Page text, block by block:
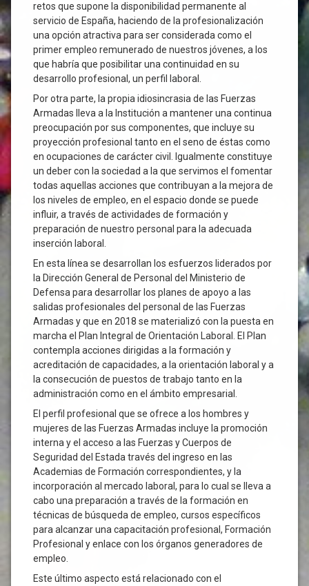
retos que supone la disponibilidad permanente al
servicio de España, haciendo de la profesionalización
una opción atractiva para ser considerada como el
primer empleo remunerado de nuestros jóvenes, a los
que habría que posibilitar una continuidad en su
desarrollo profesional, un perfil laboral.
Por otra parte, la propia idiosincrasia de las Fuerzas
Armadas lleva a la Institución a mantener una continua
preocupación por sus componentes, que incluye su
proyección profesional tanto en el seno de éstas como
en ocupaciones de carácter civil. Igualmente constituye
un deber con la sociedad a la que servimos el fomentar
todas aquellas acciones que contribuyan a la mejora de
los niveles de empleo, en el espacio donde se puede
influir, a través de actividades de formación y
preparación de nuestro personal para la adecuada
inserción laboral.
En esta línea se desarrollan los esfuerzos liderados por
la Dirección General de Personal del Ministerio de
Defensa para desarrollar los planes de apoyo a las
salidas profesionales del personal de las Fuerzas
Armadas y que en 2018 se materializó con la puesta en
marcha el Plan Integral de Orientación Laboral. El Plan
contempla acciones dirigidas a la formación y
acreditación de capacidades, a la orientación laboral y a
la consecución de puestos de trabajo tanto en la
administración como en el ámbito empresarial.
El perfil profesional que se ofrece a los hombres y
mujeres de las Fuerzas Armadas incluye la promoción
interna y el acceso a las Fuerzas y Cuerpos de
Seguridad del Estada través del ingreso en las
Academias de Formación correspondientes, y la
incorporación al mercado laboral, para lo cual se lleva a
cabo una preparación a través de la formación en
técnicas de búsqueda de empleo, cursos específicos
para alcanzar una capacitación profesional, Formación
Profesional y enlace con los órganos generadores de
empleo.
Este último aspecto está relacionado con el